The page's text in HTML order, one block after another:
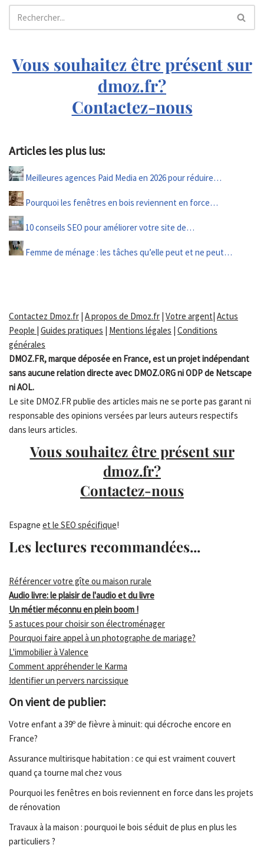
Vous souhaitez être présent sur
dmoz.fr?
Contactez-nous
Articles les plus lus:
Meilleures agences Paid Media en 2026 pour réduire…
Pourquoi les fenêtres en bois reviennent en force…
10 conseils SEO pour améliorer votre site de…
Femme de ménage : les tâches qu’elle peut et ne peut…
Contactez Dmoz.fr | A propos de Dmoz.fr | Votre argent| Actus
People | Guides pratiques | Mentions légales | Conditions
générales
DMOZ.FR, marque déposée en France, est un projet indépendant
sans aucune relation directe avec DMOZ.ORG ni ODP de Netscape
ni AOL.
Le site DMOZ.FR publie des articles mais ne se porte pas garant ni
responsable des opinions versées par leurs auteurs respectifs
dans leurs articles.
Vous souhaitez être présent sur
dmoz.fr?
Contactez-nous
Espagne et le SEO spécifique!
Les lectures recommandées...
Référencer votre gîte ou maison rurale
Audio livre: le plaisir de l'audio et du livre
Un métier méconnu en plein boom !
5 astuces pour choisir son électroménager
Pourquoi faire appel à un photographe de mariage?
L'immobilier à Valence
Comment appréhender le Karma
Identifier un pervers narcissique
On vient de publier:
Votre enfant a 39º de fièvre à minuit: qui décroche encore en
France?
Assurance multirisque habitation : ce qui est vraiment couvert
quand ça tourne mal chez vous
Pourquoi les fenêtres en bois reviennent en force dans les projets
de rénovation
Travaux à la maison : pourquoi le bois séduit de plus en plus les
particuliers ?